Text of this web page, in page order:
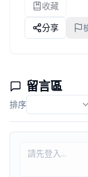
目標定義：你跟
：agent 主動
：把你的條件
倖存者偏差這件事得
「AI 幫我找到夢幻
但同樣的流程，試了
不是要潑冷水，是
地點彈性：4000+
收藏
分享
留言區
排序